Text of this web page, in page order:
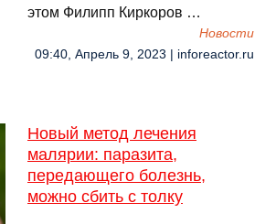
этом Филипп Киркоров …
Новости
09:40, Апрель 9, 2023 | inforeactor.ru
Новый метод лечения
малярии: паразита,
передающего болезнь,
можно сбить с толку